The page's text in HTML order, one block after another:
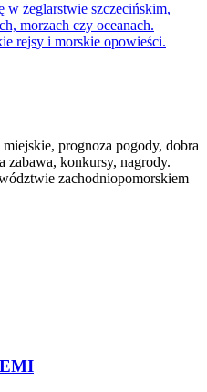
w żeglarstwie szczecińskim,
morzach czy oceanach.
rejsy i morskie opowieści.
prognoza pogody, dobra
zabawa, konkursy, nagrody.
zachodniopomorskiem